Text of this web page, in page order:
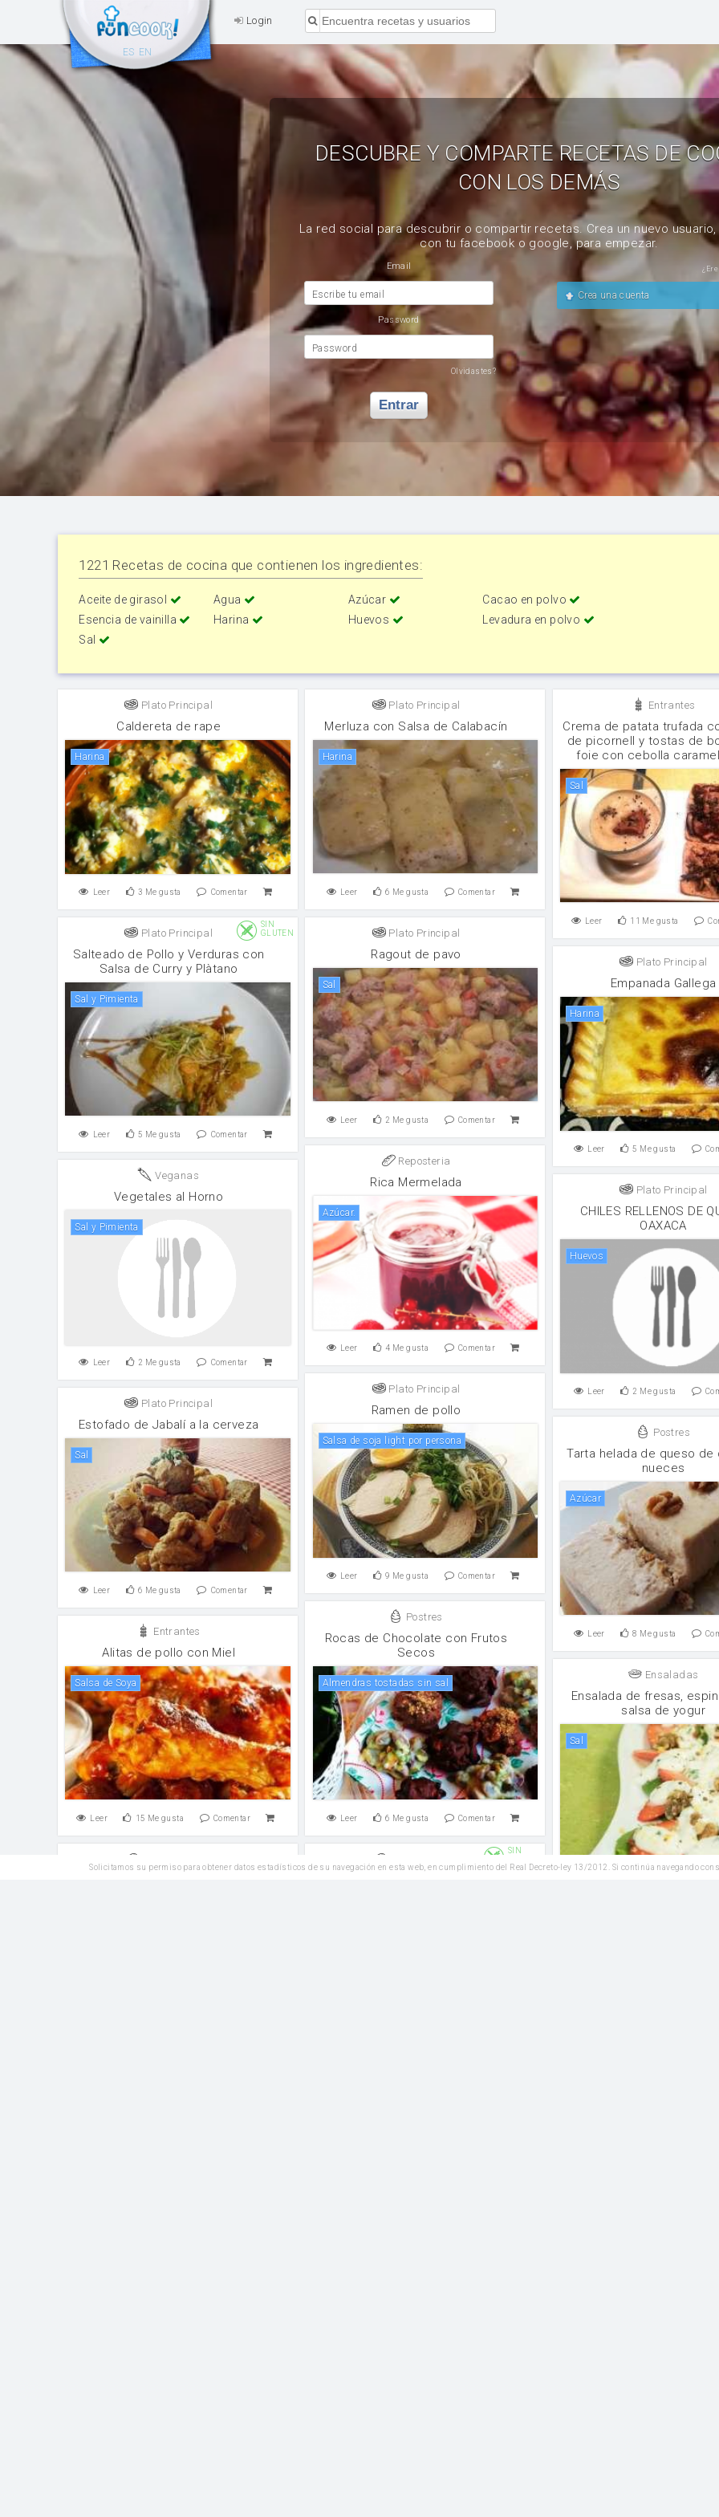
Login
ES EN
DESCUBRE Y COMPARTE RECETAS DE
CON LOS DEMÁS
La red social para descubrir o compartir recetas. Crea un nuevo
con tu facebook o google, para empezar.
Email
Escribe tu email
Password
Password
Olvidastes?
Entrar
Crea una cuenta
1221 Recetas de cocina que contienen los ingredientes:
Aceite de girasol Agua Azúcar
Cacao en polvo
Esencia de vainilla
Harina Huevos
Levadura en polvo
Sal
Plato Principal
Caldereta de rape
harina
Leer 3 Me gusta Comentar
Plato Principal
Merluza con Salsa de Calabacín
harina
Leer 6 Me gusta Comentar
Entrantes
Crema de patata trufada
de picornell y tostas de
foie con cebolla
sal
Leer 11 Me gusta
Plato Principal
SIN
GLUTEN
Salteado de Pollo y Verduras con
Salsa de Curry y Plàtano
Sal y Pimienta
Leer 5 Me gusta Comentar
Plato Principal
Ragout de pavo
sal
Leer 2 Me gusta Comentar
Plato Principal
Empanada Gallega
harina
Leer 5 Me gusta
Reposteria
Rica Mermelada
azúcar.
Leer 4 Me gusta Comentar
Veganas
Vegetales al Horno
Sal y Pimienta
Leer 2 Me gusta Comentar
Plato Principal
CHILES RELLENOS DE
OAXACA
huevos
Leer 2 Me gusta
Plato Principal
Ramen de pollo
Salsa de soja light por persona
Leer 9 Me gusta Comentar
Plato Principal
Estofado de Jabalí a la cerveza
sal
Leer 6 Me gusta Comentar
Postres
Tarta helada de queso de
nueces
Azúcar
Leer 8 Me gusta
Postres
Rocas de Chocolate con Frutos
Secos
Almendras tostadas sin sal
Leer 6 Me gusta Comentar
Entrantes
Alitas de pollo con Miel
Salsa de Soya
Leer 15 Me gusta Comentar
Ensaladas
Ensalada de fresas,
salsa de yogur
sal
SIN
Solicitamos su permiso para obtener datos estadísticos de su navegación en esta web, en cumplimiento del Real Decreto-ley 13/2012. Si continúa navegando